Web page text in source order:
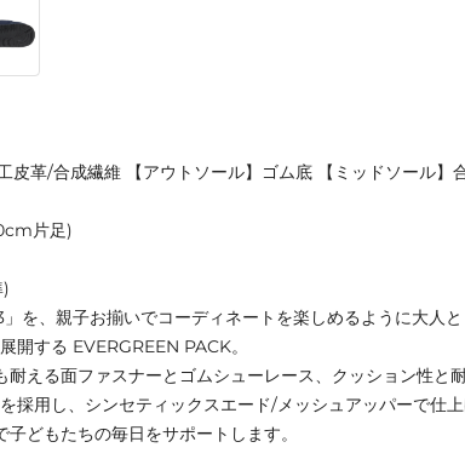
皮革/合成繊維 【アウトソール】ゴム底 【ミッドソール】
片足)
を、親子お揃いでコーディネートを楽しめるように大人
開する EVERGREEN PACK。
耐える面ファスナーとゴムシューレース、クッション性と
採用し、シンセティックスエード/メッシュアッパーで仕上
どもたちの毎日をサポートします。